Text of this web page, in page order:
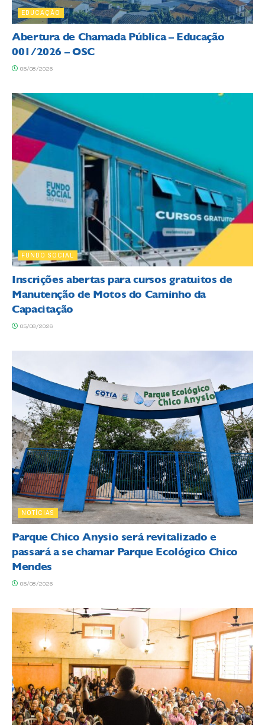
EDUCAÇÃO
Abertura de Chamada Pública – Educação
001/2026 – OSC
05/08/2026
FUNDO SOCIAL
Inscrições abertas para cursos gratuitos de
Manutenção de Motos do Caminho da
Capacitação
05/08/2026
NOTÍCIAS
Parque Chico Anysio será revitalizado e
passará a se chamar Parque Ecológico Chico
Mendes
05/08/2026